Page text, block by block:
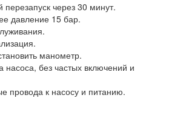
перезапуск через 30 минут.
давление 15 бар.
манометр.
насоса, без частых включений и
провода к насосу и питанию.